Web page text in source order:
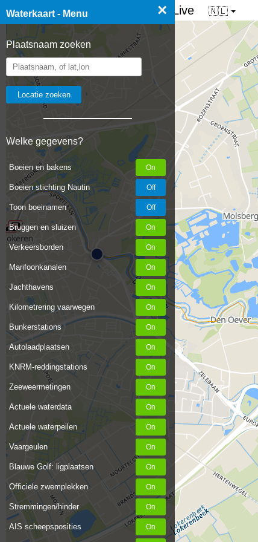
Waterkaart - Menu ×
Plaatsnaam zoeken
Welke gegevens?
Boeien en bakens
Boeien stichting Nautin
Toon boeinamen
Bruggen en sluizen
Verkeersborden
Marifoonkanalen
Jachthavens
Kilometrering vaarwegen
Bunkerstations
Autolaadplaatsen
KNRM-reddingstations
Zeeweermetingen
Actuele waterdata
Actuele waterpeilen
Vaargeulen
Blauwe Golf: ligplaatsen
Officiele zwemplekken
Stremmingen/hinder
AIS scheepsposities
☰ Waterkaart van Nederland - Live 🇳🇱